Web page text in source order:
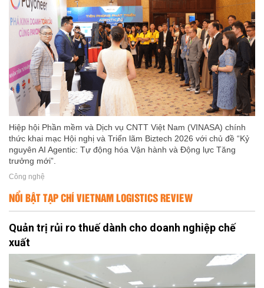
Hiệp hội Phần mềm và Dịch vụ CNTT Việt Nam (VINASA) chính
thức khai mạc Hội nghị và Triển lãm Biztech 2026 với chủ đề “Kỷ
nguyên AI Agentic: Tự động hóa Vận hành và Động lực Tăng
trưởng mới”.
Công nghệ
NỔI BẬT TẠP CHÍ VIETNAM LOGISTICS REVIEW
Quản trị rủi ro thuế dành cho doanh nghiệp chế
xuất